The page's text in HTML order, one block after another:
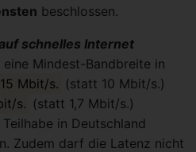
beschlossen.
schnelles Internet
Mindest-Bandbreite in
Mbit/s. (statt 10 Mbit/s.)
s. (statt 1,7 Mbit/s.)
in Deutschland
Zudem darf die Latenz nicht